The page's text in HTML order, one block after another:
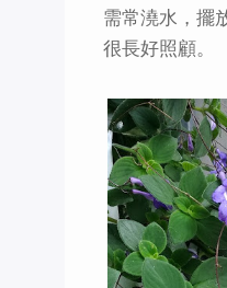
需常澆水，擺
很長好照顧。